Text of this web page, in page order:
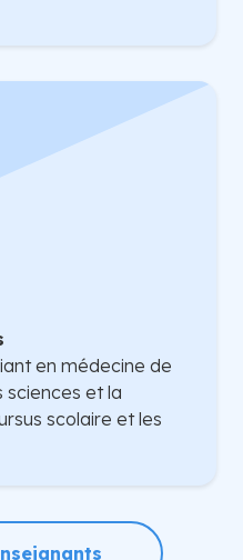
en médecine de
sciences et la
scolaire et les